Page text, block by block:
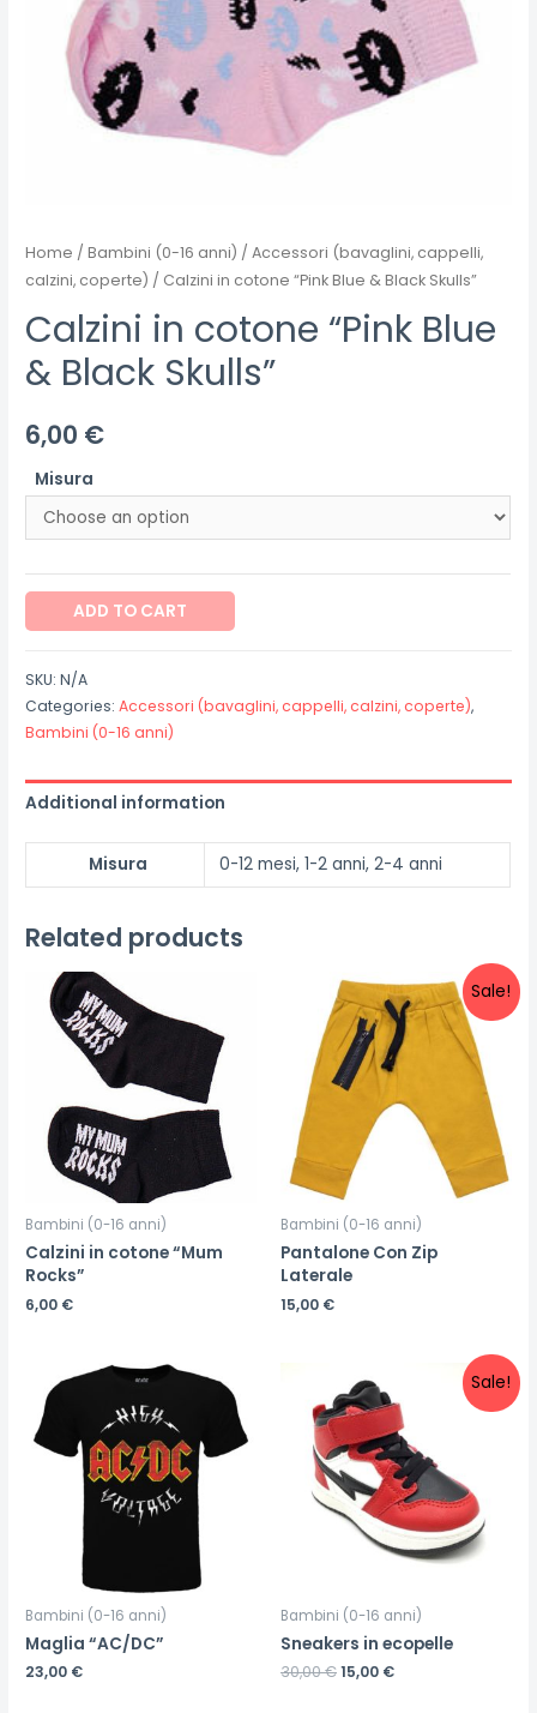
Home /Bambini (0-16 anni) /Accessori (bavaglini, cappelli,
calzini, coperte) / Calzini in cotone “Pink Blue & Black Skulls”
Calzini in cotone “Pink Blue
& Black Skulls”
6,00 €
Misura
Calzini
in
cotone
"Pink
Blue
Black
Skulls"
quantity
ADD TO CART
SKU:N/A
Categories:Accessori (bavaglini, cappelli, calzini, coperte),
Bambini (0-16 anni)
Additional information
Misura 0-12 mesi, 1-2 anni, 2-4 anni
Related products
Bambini (0-16 anni)
Calzini in cotone “Mum
Rocks”
6,00 €
Sale!
Bambini (0-16 anni)
Pantalone Con Zip
Laterale
15,00 €
Bambini (0-16 anni)
Maglia “AC/DC”
23,00 €
Sale!
Bambini (0-16 anni)
Sneakers in ecopelle
30,00€15,00 €